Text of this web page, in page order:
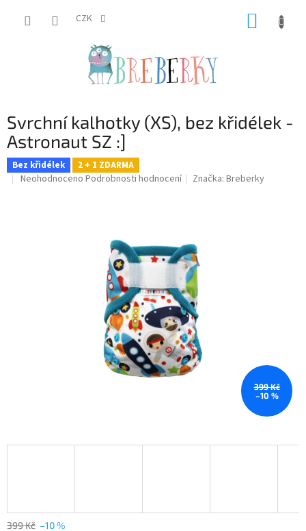
CZK
Svrchní kalhotky (XS), bez křidélek -
Astronaut SZ :]
Bez křidélek 2 + 1 ZDARMA
Průměrné
Neohodnoceno Podrobnosti hodnocení Značka:Breberky
399 Kč
–10 %
399 Kč –10 %